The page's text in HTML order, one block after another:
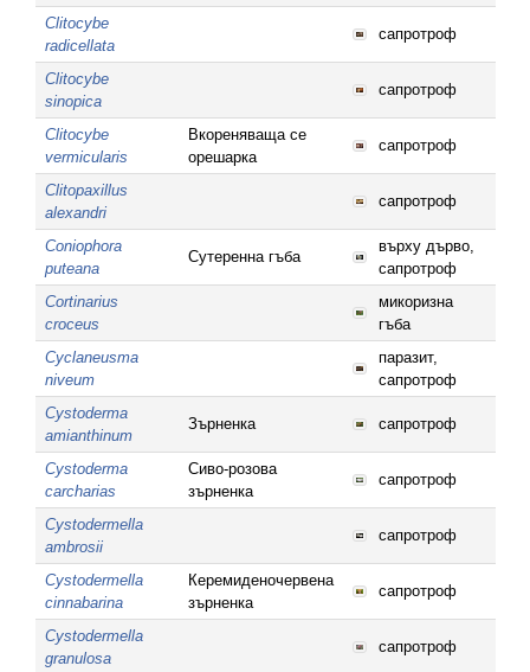
Clitocybe
radicellata
сапротроф
Clitocybe
sinopica
сапротроф
Clitocybe
vermicularis
Вкореняваща се
орешарка
сапротроф
Clitopaxillus
alexandri
сапротроф
Coniophora
puteana
Сутеренна гъба
върху дърво,
сапротроф
Cortinarius
croceus
микоризна
гъба
Cyclaneusma
niveum
паразит,
сапротроф
Cystoderma
amianthinum
Зърненка сапротроф
Cystoderma
carcharias
Сиво-розова
зърненка
сапротроф
Cystodermella
ambrosii
сапротроф
Cystodermella
cinnabarina
Керемиденочервена
зърненка
сапротроф
Cystodermella
granulosa
сапротроф